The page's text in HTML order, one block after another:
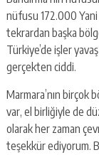
nüfusu 172.000
tekrardan başka
Türkiye’de işler
gerçekten ciddi.
Marmara’nın birçok
var, el birliğiyle de
olarak her zaman
teşekkür ediyorum.